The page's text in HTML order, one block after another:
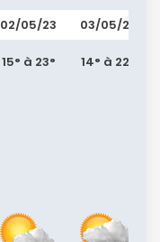
02/05/23
15° à 23°
03/05/23
14° à 22°